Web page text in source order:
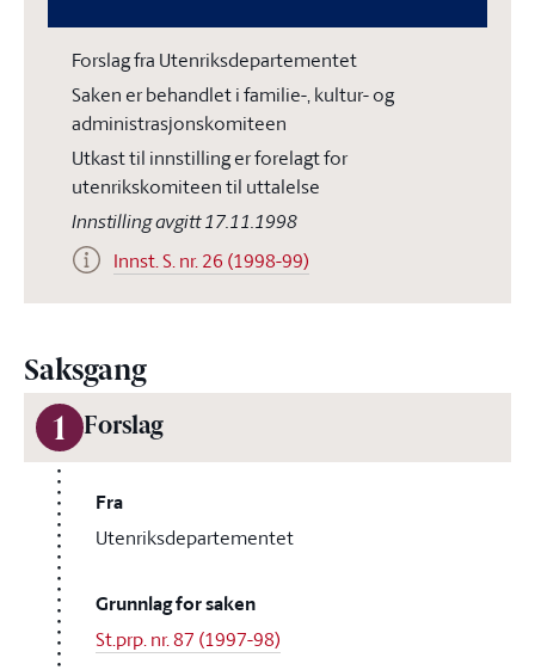
Forslag fra Utenriksdepartementet
Saken er behandlet i familie-, kultur- og
administrasjonskomiteen
Utkast til innstilling er forelagt for
utenrikskomiteen til uttalelse
Innstilling avgitt 17.11.1998
Innst. S. nr. 26 (1998-99)
Saksgang
1 Forslag
Fra
Utenriksdepartementet
Grunnlag for saken
St.prp. nr. 87 (1997-98)